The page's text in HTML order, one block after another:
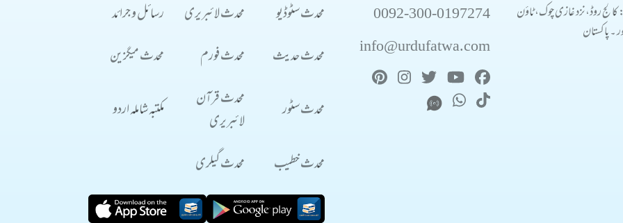
کالج روڈ، نزد غازی چوک، ٹاؤن
۔ پاکستان
0092-300-0197274
info@urdufatwa.com
محدث سٹوڈیو محدث لائبریری
رسائل و جرائد
محدث حدیث
محدث فورم محدث میگزین
محدث سٹور
محدث قرآن
لائبریری
مکتبہ شاملہ اردو
محدث خطیب محدث گیلری